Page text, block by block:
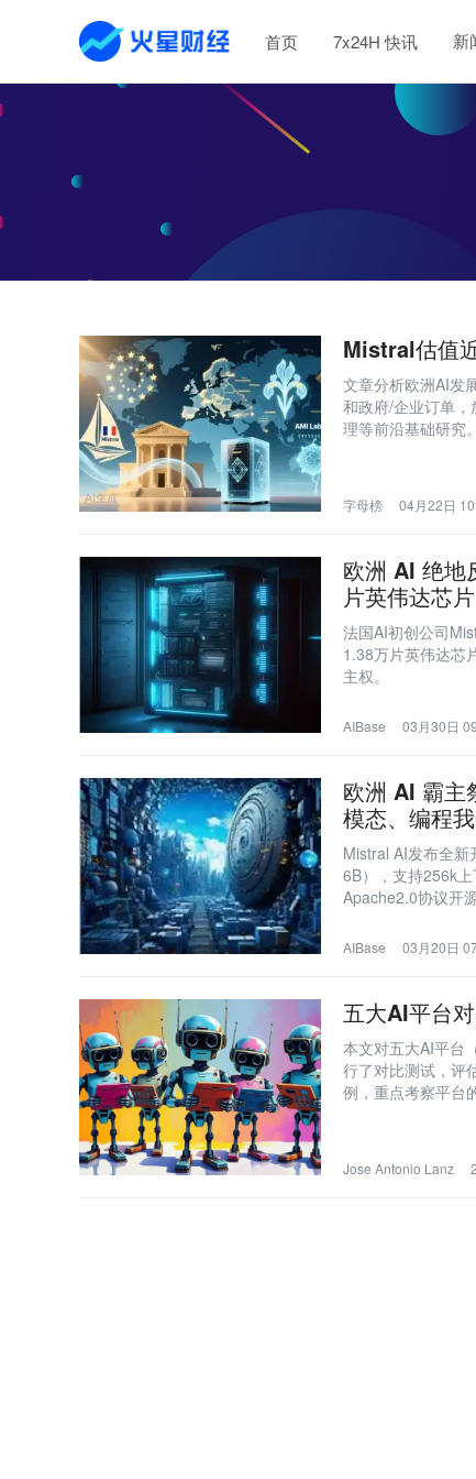
首页 7x24H 快讯 新
Mistral估值
文章分析欧洲AI发
和政府/企业订单
理等前沿基础研究
字母榜 04月22日
欧洲 AI 绝地
片英伟达芯片
法国AI初创公司
1.38万片英伟达芯
主权。
AIBase 03月30日
欧洲 AI 霸主
模态、编程
Mistral AI发布全
6B），支持256k
Apache2.0协议开
AIBase 03月20日
五大AI平台
本文对五大AI平台
行了对比测试，评
例，重点考察平台
Jose Antonio Lanz